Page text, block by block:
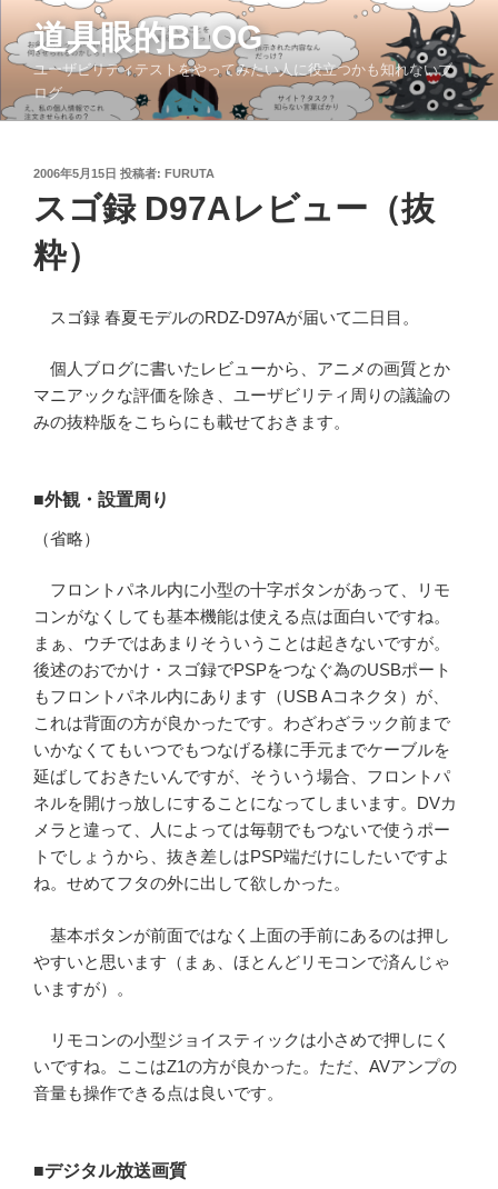
ン
テ
ツ
道具眼的BLOG
ユーザビリティテストをやってみたい人に役立つかも知れないブ
ログ
投
日:
2006年5月15日 投稿者: FURUTA
スゴ録 D97Aレビュー（抜
粋）
スゴ録 春夏モデルのRDZ-D97Aが届いて二日目。
個人ブログに書いたレビューから、アニメの画質とか
マニアックな評価を除き、ユーザビリティ周りの議論の
みの抜粋版をこちらにも載せておきます。
■外観・設置周り
（省略）
フロントパネル内に小型の十字ボタンがあって、リモ
コンがなくしても基本機能は使える点は面白いですね。
まぁ、ウチではあまりそういうことは起きないですが。
後述のおでかけ・スゴ録でPSPをつなぐ為のUSBポート
もフロントパネル内にあります（USB Aコネクタ）が、
これは背面の方が良かったです。わざわざラック前まで
いかなくてもいつでもつなげる様に手元までケーブルを
延ばしておきたいんですが、そういう場合、フロントパ
ネルを開けっ放しにすることになってしまいます。DVカ
メラと違って、人によっては毎朝でもつないで使うポー
トでしょうから、抜き差しはPSP端だけにしたいですよ
ね。せめてフタの外に出して欲しかった。
基本ボタンが前面ではなく上面の手前にあるのは押し
やすいと思います（まぁ、ほとんどリモコンで済んじゃ
いますが）。
リモコンの小型ジョイスティックは小さめで押しにく
いですね。ここはZ1の方が良かった。ただ、AVアンプの
音量も操作できる点は良いです。
■デジタル放送画質